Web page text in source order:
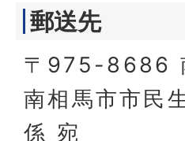
郵送先
〒975-8686
南相馬市市民
係 宛